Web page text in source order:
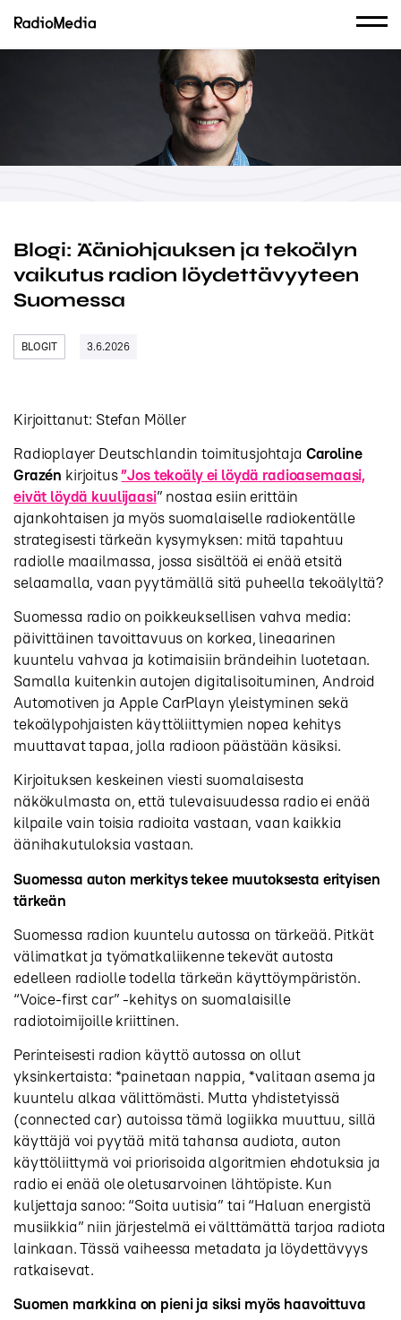
Blogi: Ääniohjauksen ja tekoälyn
vaikutus radion löydettävyyteen
Suomessa
BLOGIT 3.6.2026
Kirjoittanut: Stefan Möller
Radioplayer Deutschlandin toimitusjohtaja Caroline
Grazén kirjoitus”Jos tekoäly ei löydä radioasemaasi,
eivät löydä kuulijaasi” nostaa esiin erittäin
ajankohtaisen ja myös suomalaiselle radiokentälle
strategisesti tärkeän kysymyksen: mitä tapahtuu
radiolle maailmassa, jossa sisältöä ei enää etsitä
selaamalla, vaan pyytämällä sitä puheella tekoälyltä?
Suomessa radio on poikkeuksellisen vahva media:
päivittäinen tavoittavuus on korkea, lineaarinen
kuuntelu vahvaa ja kotimaisiin brändeihin luotetaan.
Samalla kuitenkin autojen digitalisoituminen, Android
Automotiven ja Apple CarPlayn yleistyminen sekä
tekoälypohjaisten käyttöliittymien nopea kehitys
muuttavat tapaa, jolla radioon päästään käsiksi.
Kirjoituksen keskeinen viesti suomalaisesta
näkökulmasta on, että tulevaisuudessa radio ei enää
kilpaile vain toisia radioita vastaan, vaan kaikkia
äänihakutuloksia vastaan.
Suomessa auton merkitys tekee muutoksesta erityisen
tärkeän
Suomessa radion kuuntelu autossa on tärkeää. Pitkät
välimatkat ja työmatkaliikenne tekevät autosta
edelleen radiolle todella tärkeän käyttöympäristön.
“Voice-first car” -kehitys on suomalaisille
radiotoimijoille kriittinen.
Perinteisesti radion käyttö autossa on ollut
yksinkertaista: *painetaan nappia, *valitaan asema ja
kuuntelu alkaa välittömästi. Mutta yhdistetyissä
(connected car) autoissa tämä logiikka muuttuu, sillä
käyttäjä voi pyytää mitä tahansa audiota, auton
käyttöliittymä voi priorisoida algoritmien ehdotuksia ja
radio ei enää ole oletusarvoinen lähtöpiste. Kun
kuljettaja sanoo: “Soita uutisia” tai “Haluan energistä
musiikkia” niin järjestelmä ei välttämättä tarjoa radiota
lainkaan. Tässä vaiheessa metadata ja löydettävyys
ratkaisevat.
Suomen markkina on pieni ja siksi myös haavoittuva